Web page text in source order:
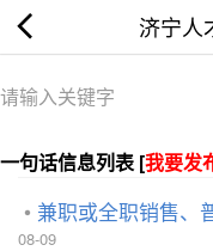
济宁人
一句话信息列表 [我要发
兼职或全职销售、
08-09